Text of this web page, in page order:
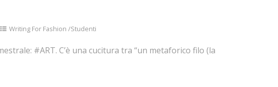
Writing For Fashion /Studenti
#ART. C’è una cucitura tra “un metaforico filo (la